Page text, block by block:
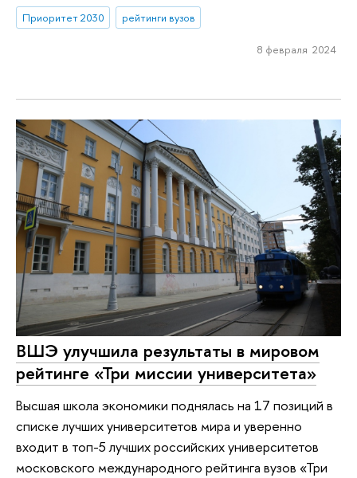
Приоритет 2030
рейтинги вузов
8 февраля 2024
ВШЭ улучшила результаты в мировом
рейтинге «Три миссии университета»
Высшая школа экономики поднялась на 17 позиций в
списке лучших университетов мира и уверенно
входит в топ-5 лучших российских университетов
московского международного рейтинга вузов «Три